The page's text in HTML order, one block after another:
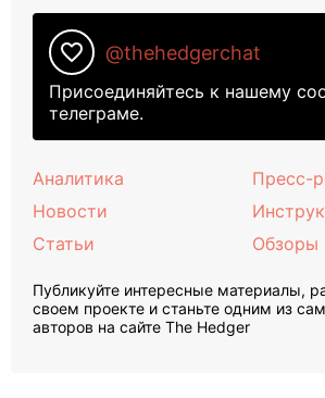
favorite_border @thehedgerchat
Присоединяйтесь к нашему
телеграме.
Аналитика
Новости
Статьи
Пресс-
Обзоры
Публикуйте интересные материалы,
своем проекте и станьте одним из
авторов на сайте The Hedger